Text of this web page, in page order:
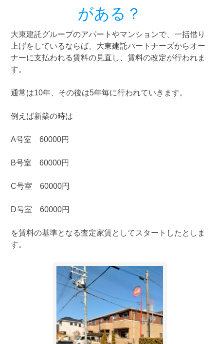
がある？
大東建託グループのアパートやマンションで、一括借り
上げをしているならば、大東建託パートナーズからオー
ナーに支払われる賃料の見直し、賃料の改定が行われま
す。
通常は10年、その後は5年毎に行われていきます。
例えば新築の時は
A号室 60000円
B号室 60000円
C号室 60000円
D号室 60000円
を賃料の基準となる査定家賃としてスタートしたとしま
す。